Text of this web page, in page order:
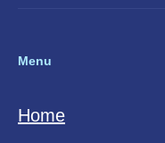
Menu
Home